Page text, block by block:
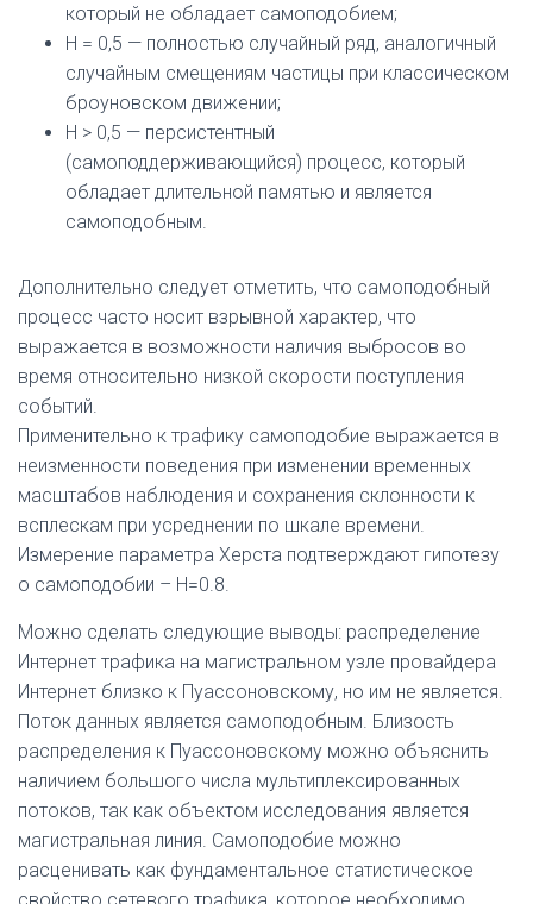
который не обладает самоподобием;
H = 0,5 — полностью случайный ряд, аналогичный
случайным смещениям частицы при классическом
броуновском движении;
H > 0,5 — персистентный
(самоподдерживающийся) процесс, который
обладает длительной памятью и является
самоподобным.
Дополнительно следует отметить, что самоподобный
процесс часто носит взрывной характер, что
выражается в возможности наличия выбросов во
время относительно низкой скорости поступления
событий.
Применительно к трафику самоподобие выражается в
неизменности поведения при изменении временных
масштабов наблюдения и сохранения склонности к
всплескам при усреднении по шкале времени.
Измерение параметра Херста подтверждают гипотезу
о самоподобии – H=0.8.
Можно сделать следующие выводы: распределение
Интернет трафика на магистральном узле провайдера
Интернет близко к Пуассоновскому, но им не является.
Поток данных является самоподобным. Близость
распределения к Пуассоновскому можно объяснить
наличием большого числа мультиплексированных
потоков, так как объектом исследования является
магистральная линия. Самоподобие можно
расценивать как фундаментальное статистическое